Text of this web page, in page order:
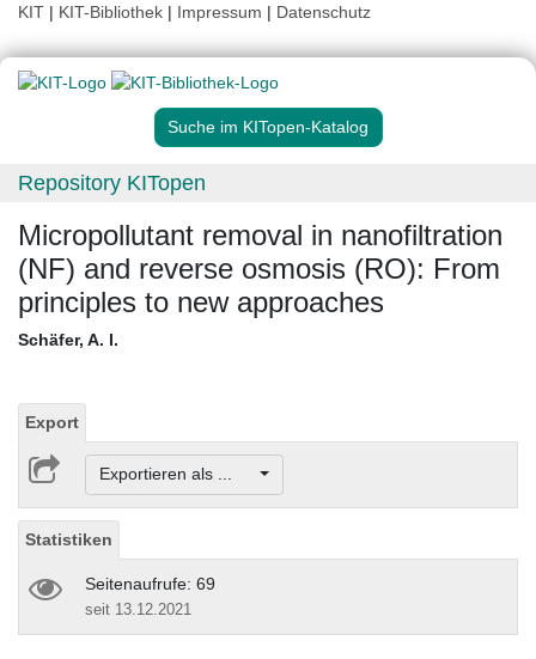
KIT | KIT-Bibliothek | Impressum | Datenschutz
Suche im KITopen-Katalog
Repository KITopen
Micropollutant removal in nanofiltration
(NF) and reverse osmosis (RO): From
principles to new approaches
Schäfer, A. I.
Export
Exportieren als ...
Statistiken
Seitenaufrufe: 69
seit 13.12.2021